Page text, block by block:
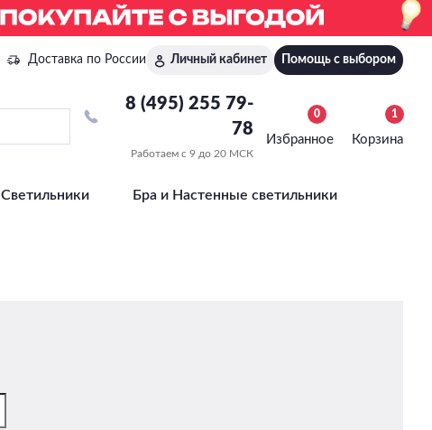
Доставка по России Личный кабинет Помощь с выбором
8 (495) 255 79-
78
Работаем с 9 до 20 МСК
Избранное
0
Корзина
1
Светильники Бра и Настенные светильники